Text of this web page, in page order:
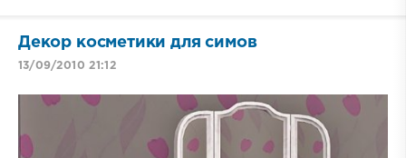
Декор косметики для симов
13/09/2010 21:12